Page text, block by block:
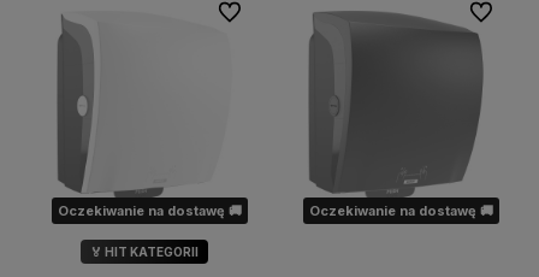
Oczekiwanie na dostawę 🚚
🏅 HIT KATEGORII
Do ulubionych
Oczekiwanie na dostawę 🚚
Do